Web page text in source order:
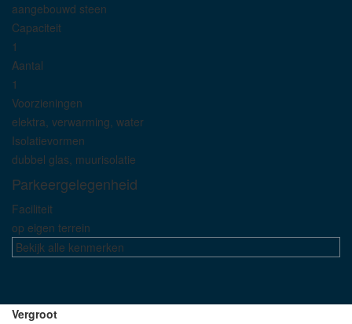
aangebouwd steen
Capaciteit
1
Aantal
1
Voorzieningen
elektra, verwarming, water
Isolatievormen
dubbel glas, muurisolatie
Parkeergelegenheid
Faciliteit
op eigen terrein
Bekijk alle kenmerken
Vergroot